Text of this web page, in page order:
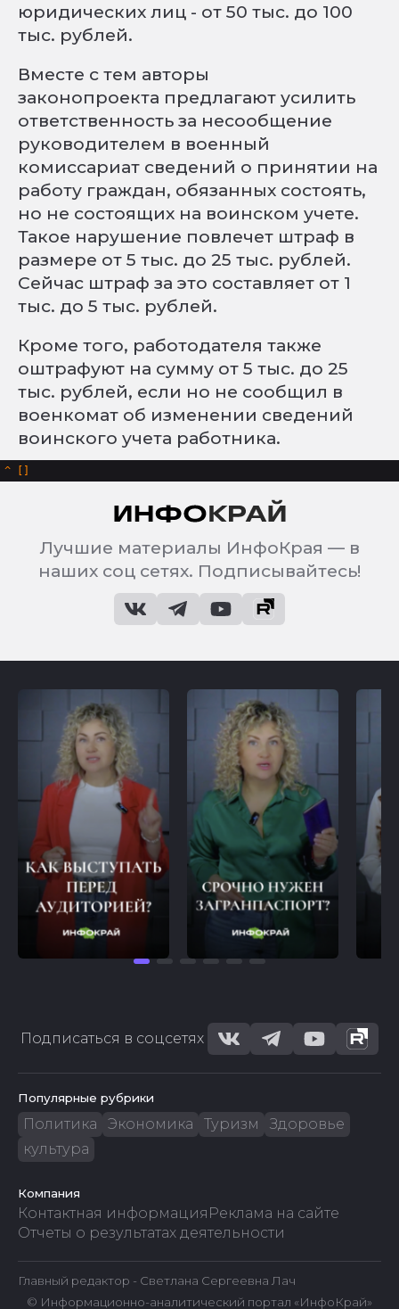
юридических лиц - от 50 тыс. до 100
тыс. рублей.
Вместе с тем авторы
законопроекта предлагают усилить
ответственность за несообщение
руководителем в военный
комиссариат сведений о принятии на
работу граждан, обязанных состоять,
но не состоящих на воинском учете.
Такое нарушение повлечет штраф в
размере от 5 тыс. до 25 тыс. рублей.
Сейчас штраф за это составляет от 1
тыс. до 5 тыс. рублей.
Кроме того, работодателя также
оштрафуют на сумму от 5 тыс. до 25
тыс. рублей, если но не сообщил в
военкомат об изменении сведений
воинского учета работника.
^
Лучшие материалы ИнфоКрая — в
наших соц сетях. Подписывайтесь!
Подписаться в соцсетях
Популярные рубрики
Политика Экономика Туризм
Здоровье
культура
Компания
Контактная информация Реклама на сайте
Отчеты о результатах деятельности
Главный редактор - Светлана Сергеевна Лач
© Информационно-аналитический портал «ИнфоКрай»